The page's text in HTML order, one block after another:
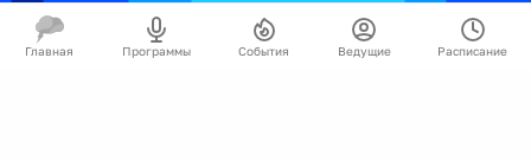
Главная Программы События Ведущие Расписание